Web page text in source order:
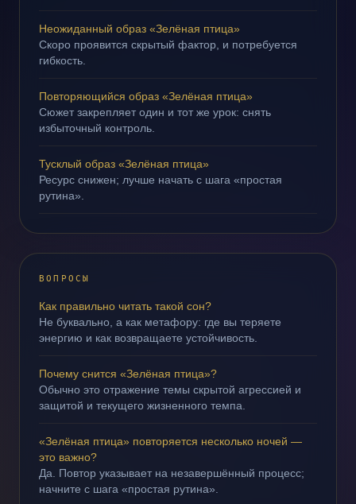
Неожиданный образ «Зелёная птица»
Скоро проявится скрытый фактор, и потребуется
гибкость.
Повторяющийся образ «Зелёная птица»
Сюжет закрепляет один и тот же урок: снять
избыточный контроль.
Тусклый образ «Зелёная птица»
Ресурс снижен; лучше начать с шага «простая
рутина».
ВОПРОСЫ
Как правильно читать такой сон?
Не буквально, а как метафору: где вы теряете
энергию и как возвращаете устойчивость.
Почему снится «Зелёная птица»?
Обычно это отражение темы скрытой агрессией и
защитой и текущего жизненного темпа.
«Зелёная птица» повторяется несколько ночей —
это важно?
Да. Повтор указывает на незавершённый процесс;
начните с шага «простая рутина».